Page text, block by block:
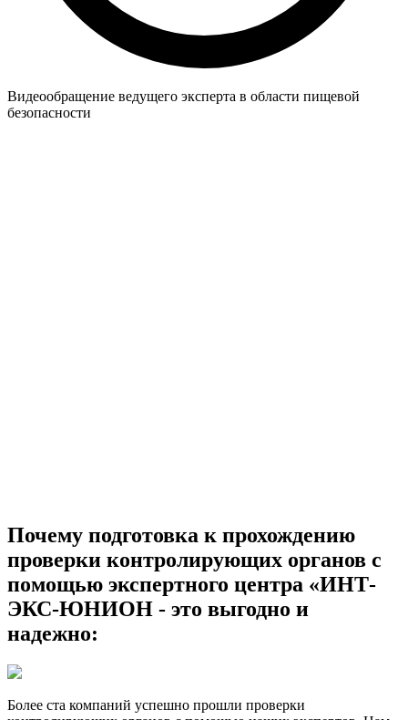
Видеообращение ведущего эксперта в области пищевой
безопасности
Почему подготовка к прохождению
проверки контролирующих органов с
помощью экспертного центра «ИНТ-
ЭКС-ЮНИОН - это выгодно и
надежно:
Более ста компаний успешно прошли проверки